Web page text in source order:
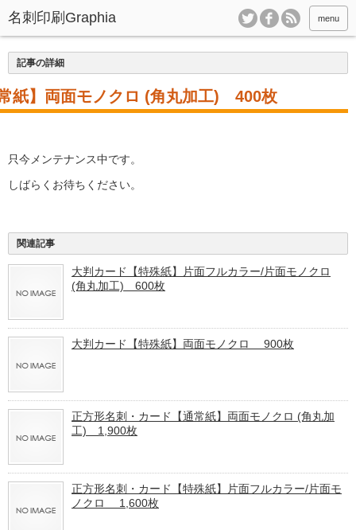
menu
記事の詳細
紙】両面モノクロ (角丸加工) 400枚
只今メンテナンス中です。
しばらくお待ちください。
関連記事
大判カード【特殊紙】片面フルカラー/片面モノクロ
(角丸加工) 600枚
大判カード【特殊紙】両面モノクロ 900枚
正方形名刺・カード【通常紙】両面モノクロ (角丸加
工) 1,900枚
正方形名刺・カード【特殊紙】片面フルカラー/片面モ
ノクロ 1,600枚